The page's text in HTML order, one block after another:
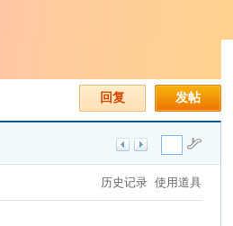
发帖
回复
历史记录 使用道具